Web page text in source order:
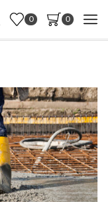
0 0